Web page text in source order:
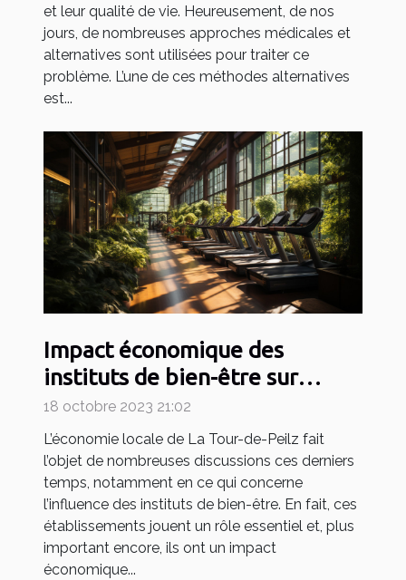
et leur qualité de vie. Heureusement, de nos
jours, de nombreuses approches médicales et
alternatives sont utilisées pour traiter ce
problème. L’une de ces méthodes alternatives
est...
Impact économique des
instituts de bien-être sur
l'économie locale de La Tour-
de-Peilz
18 octobre 2023 21:02
L’économie locale de La Tour-de-Peilz fait
l’objet de nombreuses discussions ces derniers
temps, notamment en ce qui concerne
l’influence des instituts de bien-être. En fait, ces
établissements jouent un rôle essentiel et, plus
important encore, ils ont un impact
économique...